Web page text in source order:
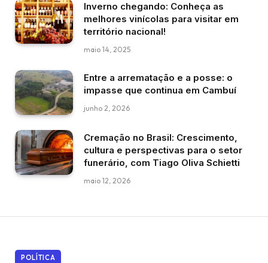
Inverno chegando: Conheça as
melhores vinícolas para visitar em
território nacional!
maio 14, 2025
Entre a arrematação e a posse: o
impasse que continua em Cambuí
junho 2, 2026
Cremação no Brasil: Crescimento,
cultura e perspectivas para o setor
funerário, com Tiago Oliva Schietti
maio 12, 2026
POLÍTICA